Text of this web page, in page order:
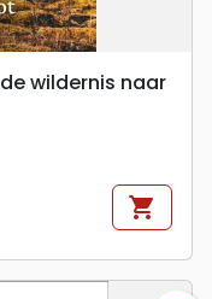
wildernis naar
shopping_cart